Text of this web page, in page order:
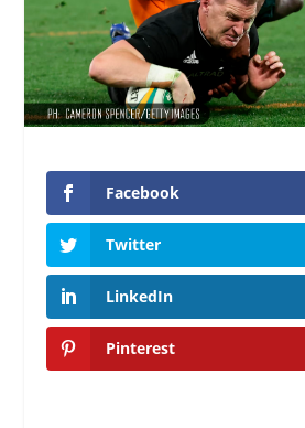
Facebook
Twitter
LinkedIn
Pinterest